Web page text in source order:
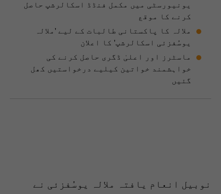
یونیورسٹی میں مکمل فنڈڈ اسکالرشپ حاصل
کرنے کا موقع
ملالہ کا پاکستانی طالبات کے لیے 'ملالہ
یوسُفزئی اسکالرشپ' کا اعلان
ماسٹرز اور اعلیٰ ڈگری حاصل کرنے کی
خواہشمند خواتین کیلیے درخواستیں کھل
گئیں
نوبیل انعام یافتہ ملالہ یوسُفزئی نے